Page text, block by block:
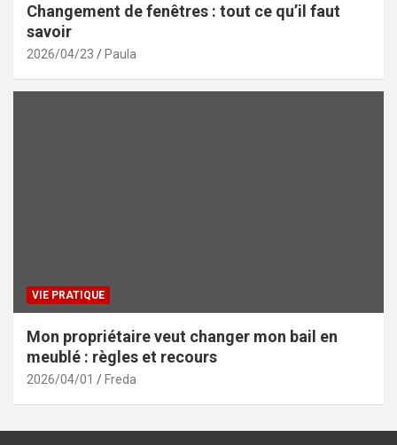
Changement de fenêtres : tout ce qu’il faut
savoir
2026/04/23 Paula
VIE PRATIQUE
Mon propriétaire veut changer mon bail en
meublé : règles et recours
2026/04/01 Freda